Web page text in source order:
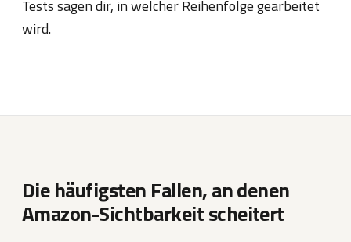
Tests sagen dir, in welcher Reihenfolge gearbeitet
wird.
Die häufigsten Fallen, an denen
Amazon-Sichtbarkeit scheitert